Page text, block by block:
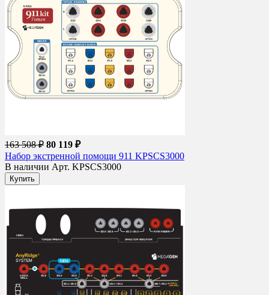
163 508 ₽ 80 119 ₽
Набор экстренной помощи 911 KPSCS3000
В наличии Арт. KPSCS3000
Купить